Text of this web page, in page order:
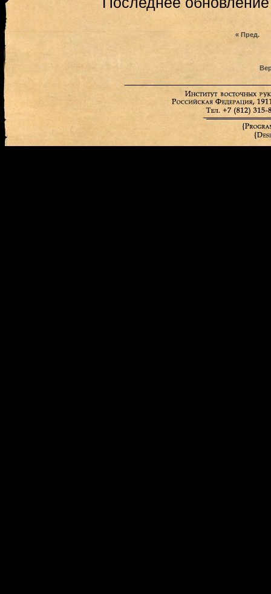
« Пред.